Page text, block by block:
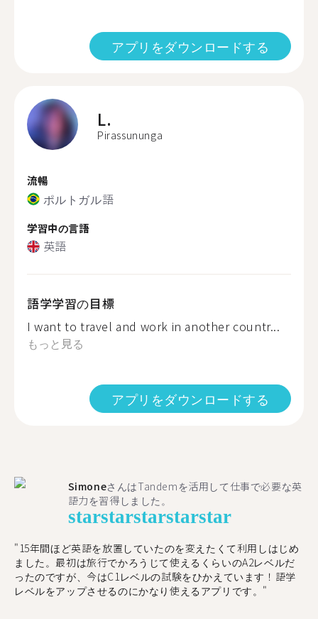
アプリをダウンロードする
L.
Pirassununga
流暢
ポルトガル語
学習中の言語
英語
語学学習の目標
I want to travel and work in another countr...
もっと見る
アプリをダウンロードする
SimoneさんはTandemを活用して仕事で必要な英
語力を習得しました。
starstarstarstarstar
"15年間ほど英語を放置していたのを変えたくて利用しはじめ
ました。最初は旅行でかろうじて使えるくらいのA2レベルだ
ったのですが、今はC1レベルの試験をひかえています！語学
レベルをアップさせるのにかなり使えるアプリです。"